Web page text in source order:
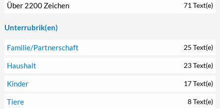
Über 2200 Zeichen 71 Text(e)
Unterrubrik(en)
Familie/Partnerschaft 25 Text(e)
Haushalt 23 Text(e)
Kinder 17 Text(e)
Tiere 8 Text(e)